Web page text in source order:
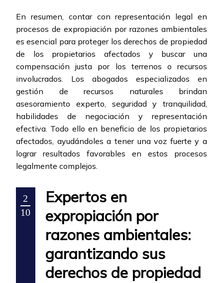
En resumen, contar con representación legal en
procesos de expropiación por razones ambientales
es esencial para proteger los derechos de propiedad
de los propietarios afectados y buscar una
compensación justa por los terrenos o recursos
involucrados. Los abogados especializados en
gestión de recursos naturales brindan
asesoramiento experto, seguridad y tranquilidad,
habilidades de negociación y representación
efectiva. Todo ello en beneficio de los propietarios
afectados, ayudándoles a tener una voz fuerte y a
lograr resultados favorables en estos procesos
legalmente complejos.
2
10
Expertos en
expropiación por
razones ambientales:
garantizando sus
derechos de propiedad